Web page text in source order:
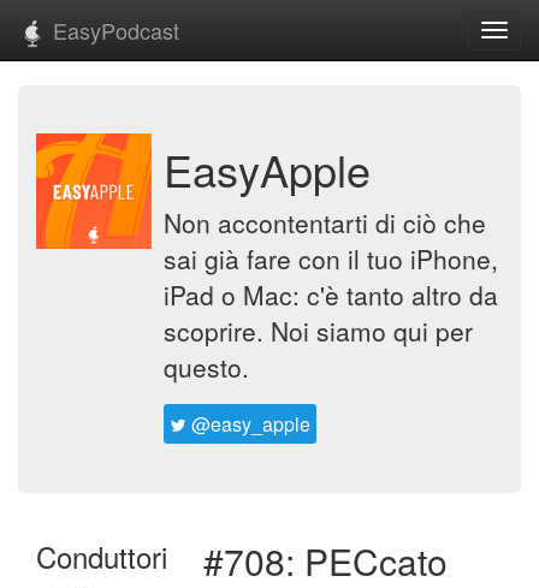
EasyPodcast
EasyApple
Non accontentarti di ciò che
sai già fare con il tuo iPhone,
iPad o Mac: c'è tanto altro da
scoprire. Noi siamo qui per
questo.
@easy_apple
Conduttori #708: PECcato